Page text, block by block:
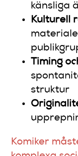
känsliga
Kulturell
Timing
struktur
Komiker